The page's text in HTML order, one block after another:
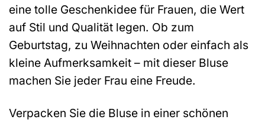
eine tolle Geschenkidee für Frauen, die Wert
auf Stil und Qualität legen. Ob zum
Geburtstag, zu Weihnachten oder einfach als
kleine Aufmerksamkeit – mit dieser Bluse
machen Sie jeder Frau eine Freude.
Verpacken Sie die Bluse in einer schönen